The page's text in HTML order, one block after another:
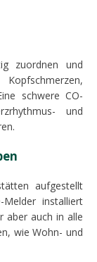
zuordnen und
schwere CO-
und
aufgestellt
installiert
aber auch in alle
wie Wohn- und